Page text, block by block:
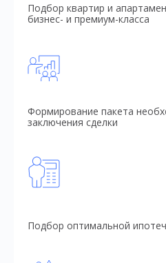
Подбор квартир и
бизнес- и премиум-класса
Формирование пакета
заключения сделки
Подбор оптимальной